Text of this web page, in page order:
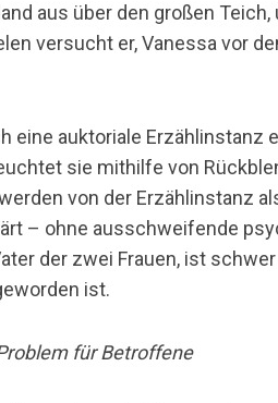
aus über den großen
versucht er, Vanessa vor
eine auktoriale Erzählinstanz
sie mithilfe von
von der Erzählinstanz
– ohne ausschweifende
der zwei Frauen, ist
ist.
für Betroffene